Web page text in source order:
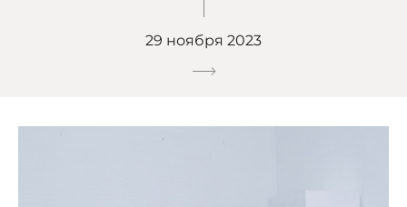
29 ноября 2023